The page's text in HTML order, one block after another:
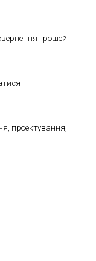
грошей
проектування,